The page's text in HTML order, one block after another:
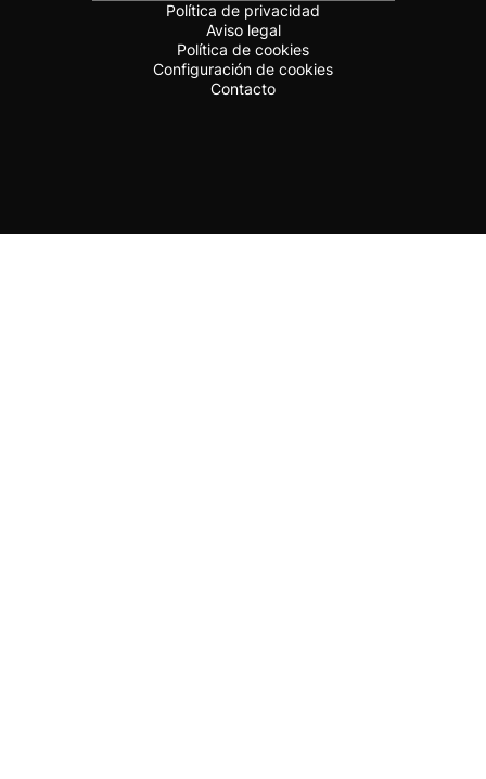
Política de privacidad
Aviso legal
Política de cookies
Configuración de cookies
Contacto